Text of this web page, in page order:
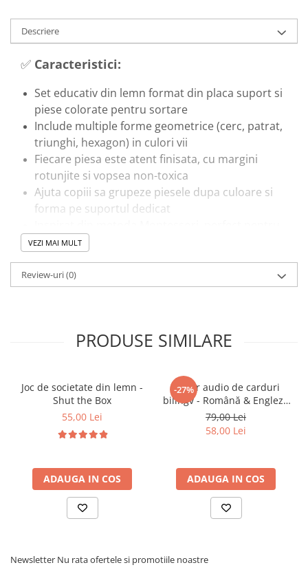
Invatare prin Joaca
Jucarii pentru Dezvoltare
Descriere
✅ Caracteristici:
Set educativ din lemn format din placa suport si
piese colorate pentru sortare
Include multiple forme geometrice (cerc, patrat,
triunghi, hexagon) in culori vii
Fiecare piesa este atent finisata, cu margini
rotunjite si vopsea non-toxica
Ajuta copiii sa grupeze piesele dupa culoare si
forma pe suportul dedicat
invatare activa
🎓Beneficii educationale:
motricitatea fina
Ajuta la recunoasterea si denumirea formelor si
Incurajeaza sortarea, clasificarea si asocierea
vizuala
Ofera o baza solida pentru concepte
matematice timpurii
🎯Ideal pentru:
Activitati educative acasa sau la gradinita
Parinti care doresc sa imbine joaca si invatarea
VEZI MAI MULT
Review-uri(0)
PRODUSE SIMILARE
Joc de societate din lemn -
Shut the Box
55,00 Lei
ADAUGA IN COS
-27%
Cititor audio de carduri
bilingv - Română & Engleză
Albastru (224 carduri / 448
cuvinte)
79,00 Lei
58,00 Lei
ADAUGA IN COS
Newsletter Nu rata ofertele si promotiile noastre